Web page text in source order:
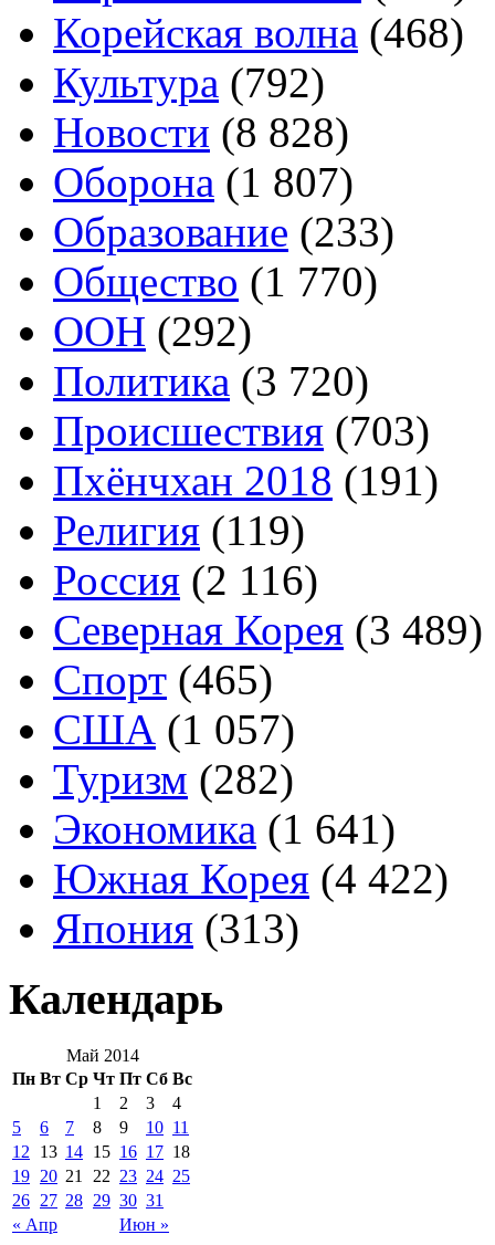
Корейская волна (468)
Культура (792)
Новости (8 828)
Оборона (1 807)
Образование (233)
Общество (1 770)
ООН (292)
Политика (3 720)
Происшествия (703)
Пхёнчхан 2018 (191)
Религия (119)
Россия (2 116)
Северная Корея (3 489)
Спорт (465)
США (1 057)
Туризм (282)
Экономика (1 641)
Южная Корея (4 422)
Япония (313)
Календарь
Май 2014
Пн Вт Ср Чт Пт Сб Вс
« Апр Июн »
1 2 3
4
5
6 7 8 9 10 11
12
13 14 15 16 17 18
19 20 21 22 23 24 25
26 27 28 29 30 31